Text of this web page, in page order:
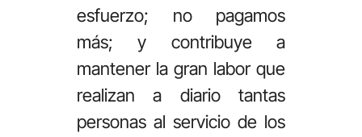
esfuerzo; no pagamos
más; y contribuye a
mantener la gran labor que
realizan a diario tantas
personas al servicio de los